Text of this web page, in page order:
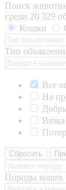
Поиск
среди 20 329
Кошки
Тип
Все
На
Вязка
Сбросить
Породы кошек